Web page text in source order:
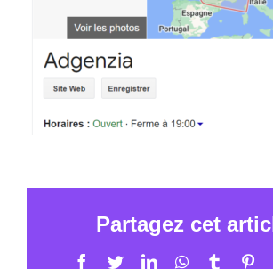
Partagez cet
Facebook
TwitterLinkedInWhatsApp
Tumblr